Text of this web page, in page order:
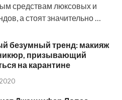
средствам люксовых и
а стоят значительно …
безумный тренд: макияж
призывающий
на карантине